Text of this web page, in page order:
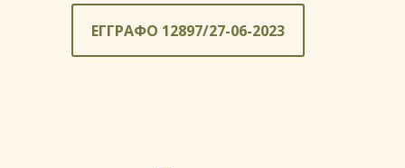
ΕΓΓΡΑΦΟ 12897/27-06-2023